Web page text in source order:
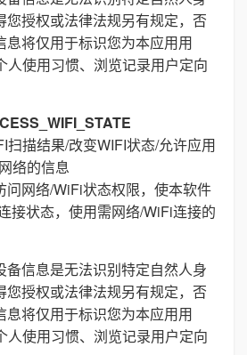
您授权或法律法规另有规定，否
息将仅用于标识您为本应用用
人使用习惯、浏览记录用户定向
扫描结果/改变WIFI状态/允许应用
络的信息
问网络/WiFi状态权限，使本软件
接状态，使用需网络/WiFi连接的
备信息是无法识别特定自然人身
您授权或法律法规另有规定，否
息将仅用于标识您为本应用用
人使用习惯、浏览记录用户定向